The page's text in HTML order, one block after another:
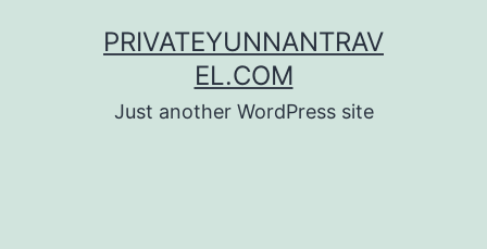
PRIVATEYUNNANTRAV
EL.COM
Just another WordPress site